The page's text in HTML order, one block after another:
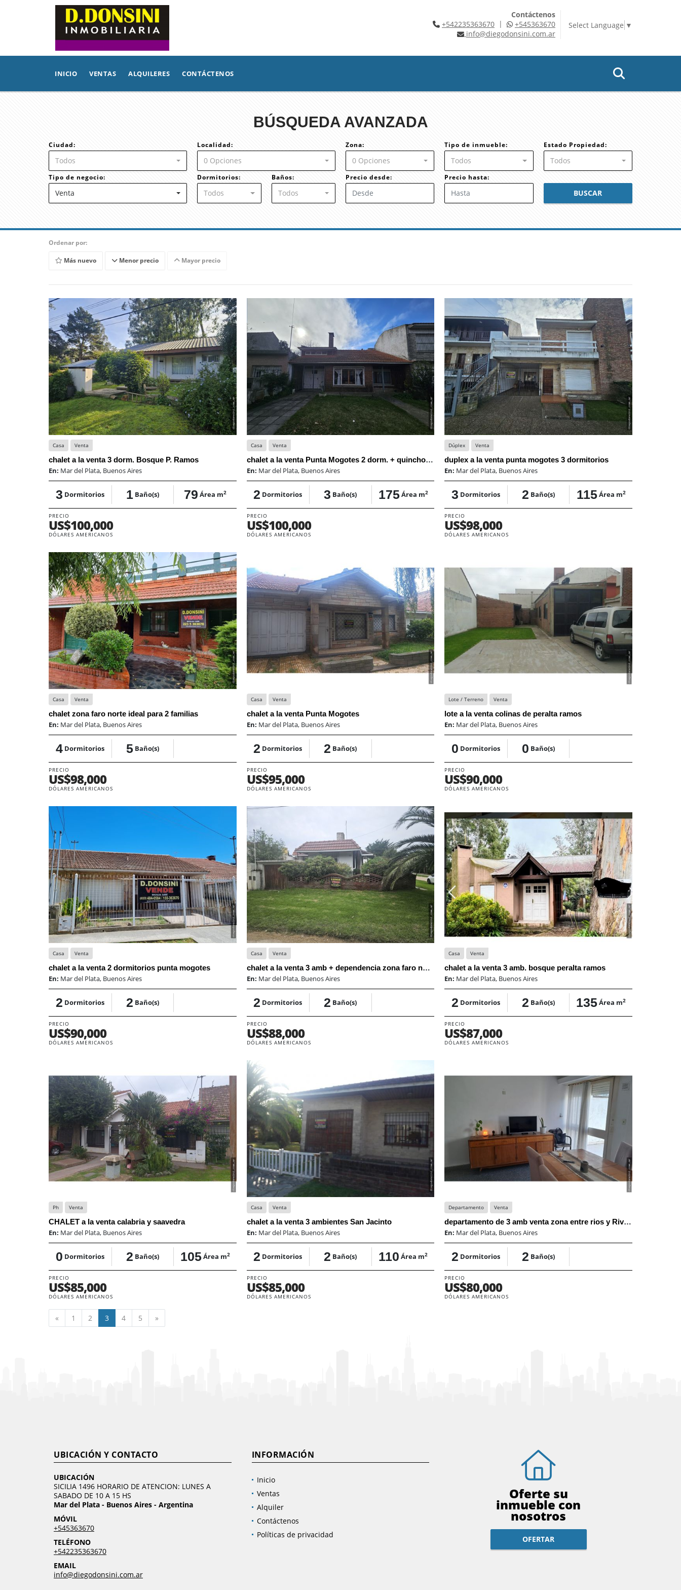
Contáctenos
+542235363670|
+545363670
info@diegodonsini.com.ar
Select Language ▼
INICIO VENTAS ALQUILERES CONTÁCTENOS
BÚSQUEDA AVANZADA
Ciudad:
Todos
Localidad:
0 Opciones
Zona:
0 Opciones
Tipo de inmueble:
Todos
Estado Propiedad:
Todos
Tipo de negocio:
Venta
Dormitorios:
Todos
Baños:
Todos
Precio desde: Precio hasta:
BUSCAR
Ordenar por:
Más nuevo Menor precio Mayor precio
Casa Venta
chalet a la venta 3 dorm. Bosque P. Ramos
En: Mar del Plata, Buenos Aires
3 Dormitorios 1 Baño(s) 79 Área m2
PRECIO
US$100,000
DÓLARES AMERICANOS
Casa Venta
chalet a la venta Punta Mogotes 2 dorm. + quincho y entrepiso
En: Mar del Plata, Buenos Aires
2 Dormitorios 3 Baño(s) 175Área m2
PRECIO
US$100,000
DÓLARES AMERICANOS
Dúplex Venta
duplex a la venta punta mogotes 3 dormitorios
En: Mar del Plata, Buenos Aires
3 Dormitorios 2 Baño(s) 115Área m2
PRECIO
US$98,000
DÓLARES AMERICANOS
Casa Venta
chalet zona faro norte ideal para 2 familias
En: Mar del Plata, Buenos Aires
4 Dormitorios 5 Baño(s)
PRECIO
US$98,000
DÓLARES AMERICANOS
Casa Venta
chalet a la venta Punta Mogotes
En: Mar del Plata, Buenos Aires
2 Dormitorios 2 Baño(s)
PRECIO
US$95,000
DÓLARES AMERICANOS
Lote / Terreno Venta
lote a la venta colinas de peralta ramos
En: Mar del Plata, Buenos Aires
0 Dormitorios 0 Baño(s)
PRECIO
US$90,000
DÓLARES AMERICANOS
Casa Venta
chalet a la venta 2 dormitorios punta mogotes
En: Mar del Plata, Buenos Aires
2 Dormitorios 2 Baño(s)
PRECIO
US$90,000
DÓLARES AMERICANOS
Casa Venta
chalet a la venta 3 amb + dependencia zona faro norte
En: Mar del Plata, Buenos Aires
2 Dormitorios 2 Baño(s)
PRECIO
US$88,000
DÓLARES AMERICANOS
Casa Venta
chalet a la venta 3 amb. bosque peralta ramos
En: Mar del Plata, Buenos Aires
2 Dormitorios 2 Baño(s) 135Área m2
PRECIO
US$87,000
DÓLARES AMERICANOS
Ph Venta
CHALET a la venta calabria y saavedra
En: Mar del Plata, Buenos Aires
0 Dormitorios 2 Baño(s) 105Área m2
PRECIO
US$85,000
DÓLARES AMERICANOS
Casa Venta
chalet a la venta 3 ambientes San Jacinto
En: Mar del Plata, Buenos Aires
2 Dormitorios 2 Baño(s) 110 Área m2
PRECIO
US$85,000
DÓLARES AMERICANOS
Departamento Venta
departamento de 3 amb venta zona entre rios y Rivadavia
En: Mar del Plata, Buenos Aires
2 Dormitorios 2 Baño(s)
PRECIO
US$80,000
DÓLARES AMERICANOS
« Anterior
1 2 3 4 5 »
UBICACIÓN Y CONTACTO
UBICACIÓN
SICILIA 1496 HORARIO DE ATENCION: LUNES A
SABADO DE 10 A 15 HS
Mar del Plata - Buenos Aires - Argentina
MÓVIL
+545363670
TELÉFONO
+542235363670
EMAIL
info@diegodonsini.com.ar
INFORMACIÓN
Inicio
Ventas
Alquiler
Contáctenos
Políticas de privacidad
Oferte su
inmueble con
nosotros
OFERTAR